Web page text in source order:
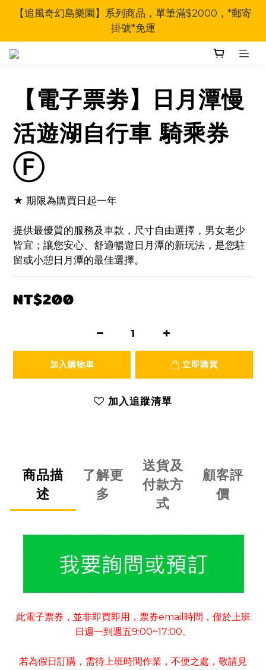
【追風奇幻島樂園】系列商品，單筆滿$2000，*郵寄
掛號*免運
【電子票劵】日月潭慢
活遊湖自行車 騎乘券
Ⓕ
★ 期限為購買日起一年
提供最優質的服務及車款，尺寸自由選擇，男女老少
皆宜；讓您安心、舒適暢遊日月潭的新玩法，是您駐
留或小憩日月潭的最佳選擇。
NT$200
加入購物車 立即購買
加入追蹤清單
商品描
述
了解更
多
送貨及
付款方
式
顧客評
價
此電子票券 ， 並非即買即用 ， 票券email 時間 ， 僅於上班
日週一到週五9:00~17:00。
若為假日訂購 ， 需待上班時間作業 ， 不便之處 ， 敬請見